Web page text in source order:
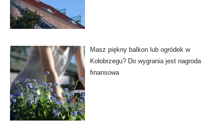
Masz piękny balkon lub ogródek w
Kołobrzegu? Do wygrania jest nagroda
finansowa